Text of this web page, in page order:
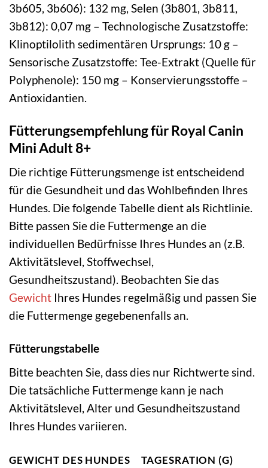
3b605, 3b606): 132 mg, Selen (3b801, 3b811,
3b812): 0,07 mg – Technologische Zusatzstoffe:
Klinoptilolith sedimentären Ursprungs: 10 g –
Sensorische Zusatzstoffe: Tee-Extrakt (Quelle für
Polyphenole): 150 mg – Konservierungsstoffe –
Antioxidantien.
Fütterungsempfehlung für Royal Canin
Mini Adult 8+
Die richtige Fütterungsmenge ist entscheidend
für die Gesundheit und das Wohlbefinden Ihres
Hundes. Die folgende Tabelle dient als Richtlinie.
Bitte passen Sie die Futtermenge an die
individuellen Bedürfnisse Ihres Hundes an (z.B.
Aktivitätslevel, Stoffwechsel,
Gesundheitszustand). Beobachten Sie das
Gewicht Ihres Hundes regelmäßig und passen Sie
die Futtermenge gegebenenfalls an.
Fütterungstabelle
Bitte beachten Sie, dass dies nur Richtwerte sind.
Die tatsächliche Futtermenge kann je nach
Aktivitätslevel, Alter und Gesundheitszustand
Ihres Hundes variieren.
GEWICHT DES HUNDES
TAGESRATION (G)